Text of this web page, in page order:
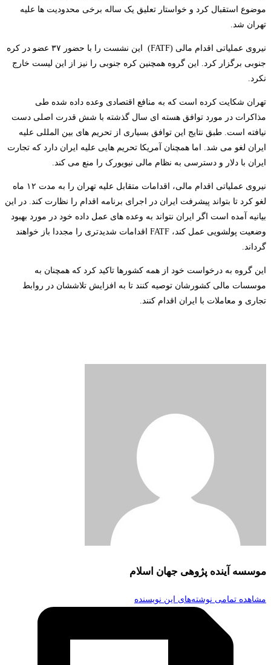
موضوع استقبال کرد و خواستار تعلیق یک ساله برخی محدودیت ها علیه
تهران شد.
نیروی عملیاتی اقدام مالی (FATF) این نشست را با حضور ۳۷ عضو در کره
جنوبی برگزار کرد. این گروه همچنین کره جنوبی را نیز از این لیست خارج
نکرد.
تهران شکایت کرده است که به منافع اقتصادی وعده داده شده طی
مذاکرات در مورد توافق هسته ای سال گذشته با شش قدرت اصلی دست
نیافته است. طبق نتایج این توافق بسیاری از تحریم های بین المللی علیه
ایران لغو می شد. اما همچنان آمریکا تحریم هایی علیه ایران دارد که تجارت
ایران با دلار و دسترسی به نظام مالی نیویورک را منع می کند.
نیروی عملیاتی اقدام مالی، اقدامات متقابل علیه تهران را به مدت ۱۲ ماه
لغو کرد تا بتواند پیشرفت ایران در اجرای برنامه اقدام را نظارت کند. در این
بیانیه آمده است اگر ایران نتواند به وعده های عمل داده خود در مورد بهبود
وضعیت پولشویی عمل کند، FATF اقدامات شدیدتری را مجددا باز خواهند
گرداند.
این گروه به درخواست خود از همه کشورها تاکید کرد که همچنان به
موسسات مالی کشورشان توصیه کنند تا به افزایش تلاششان در روابط
تجاری و معاملات با ایران اقدام کنند.
موسسه آینده پژوهی جهان اسلام
مشاهده تمامی نوشته‌های این نویسنده